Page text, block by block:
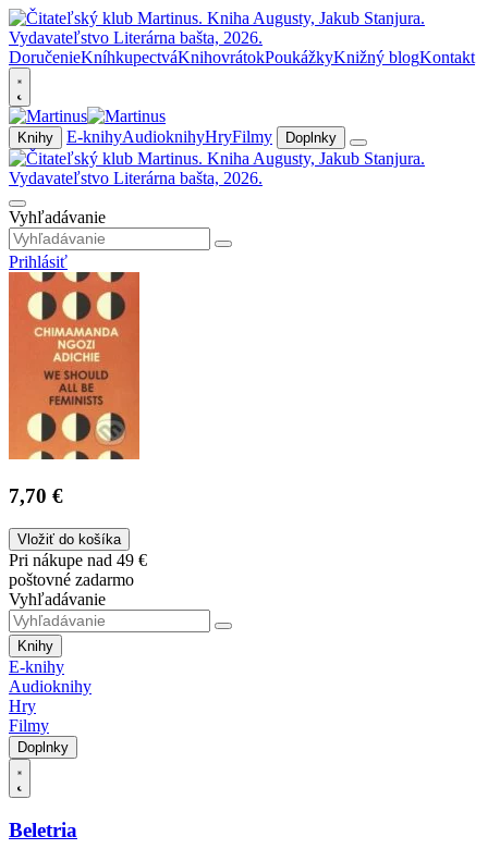
DoručenieKníhkupectváKnihovrátokPoukážkyKnižný blogKontakt
Knihy E-knihyAudioknihyHryFilmy Doplnky
Vyhľadávanie
Prihlásiť
7,70 €
Vložiť do košíka
Pri nákupe nad 49 €
poštovné zadarmo
Vyhľadávanie
Knihy
E-knihy
Audioknihy
Hry
Filmy
Doplnky
Beletria